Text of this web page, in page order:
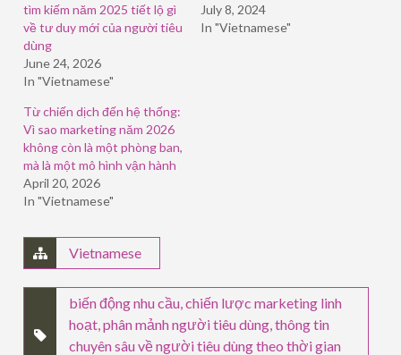
tìm kiếm năm 2025 tiết lộ gì
về tư duy mới của người tiêu
dùng
June 24, 2026
In "Vietnamese"
July 8, 2024
In "Vietnamese"
Từ chiến dịch đến hệ thống:
Vì sao marketing năm 2026
không còn là một phòng ban,
mà là một mô hình vận hành
April 20, 2026
In "Vietnamese"
Vietnamese
biến động nhu cầu ,chiến lược marketing linh
hoạt ,phân mảnh người tiêu dùng ,thông tin
chuyên sâu về người tiêu dùng theo thời gian